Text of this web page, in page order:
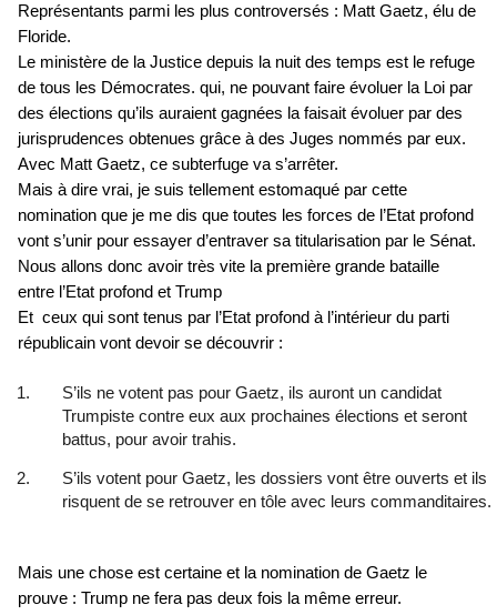
Représentants parmi les plus controversés : Matt Gaetz, élu de
Floride.
Le ministère de la Justice depuis la nuit des temps est le refuge
de tous les Démocrates. qui, ne pouvant faire évoluer la Loi par
des élections qu’ils auraient gagnées la faisait évoluer par des
jurisprudences obtenues grâce à des Juges nommés par eux.
Avec Matt Gaetz, ce subterfuge va s’arrêter.
Mais à dire vrai, je suis tellement estomaqué par cette
nomination que je me dis que toutes les forces de l’Etat profond
vont s’unir pour essayer d’entraver sa titularisation par le Sénat.
Nous allons donc avoir très vite la première grande bataille
entre l’Etat profond et Trump
Et ceux qui sont tenus par l’Etat profond à l’intérieur du parti
républicain vont devoir se découvrir :
S’ils ne votent pas pour Gaetz, ils auront un candidat
Trumpiste contre eux aux prochaines élections et seront
battus, pour avoir trahis.
S’ils votent pour Gaetz, les dossiers vont être ouverts et ils
risquent de se retrouver en tôle avec leurs commanditaires.
Mais une chose est certaine et la nomination de Gaetz le
prouve : Trump ne fera pas deux fois la même erreur.